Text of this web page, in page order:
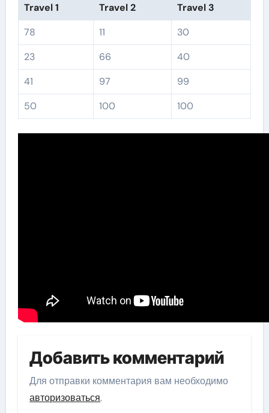
Travel 1 Travel 2
Travel 3
78
11
30
23
66
40
41
97
99
50
100 100
Добавить комментарий
Для отправки комментария вам необходимо
авторизоваться.